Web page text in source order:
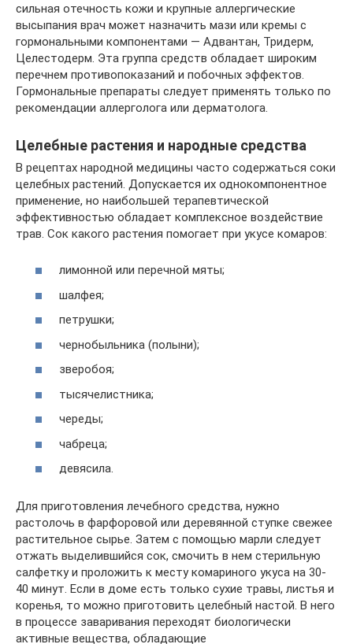
сильная отечность кожи и крупные аллергические
высыпания врач может назначить мази или кремы с
гормональными компонентами — Адвантан, Тридерм,
Целестодерм. Эта группа средств обладает широким
перечнем противопоказаний и побочных эффектов.
Гормональные препараты следует применять только по
рекомендации аллерголога или дерматолога.
Целебные растения и народные средства
В рецептах народной медицины часто содержаться соки
целебных растений. Допускается их однокомпонентное
применение, но наибольшей терапевтической
эффективностью обладает комплексное воздействие
трав. Сок какого растения помогает при укусе комаров:
лимонной или перечной мяты;
шалфея;
петрушки;
чернобыльника (полыни);
зверобоя;
тысячелистника;
череды;
чабреца;
девясила.
Для приготовления лечебного средства, нужно
растолочь в фарфоровой или деревянной ступке свежее
растительное сырье. Затем с помощью марли следует
отжать выделившийся сок, смочить в нем стерильную
салфетку и проложить к месту комариного укуса на 30-
40 минут. Если в доме есть только сухие травы, листья и
коренья, то можно приготовить целебный настой. В него
в процессе заваривания переходят биологически
активные вещества, обладающие